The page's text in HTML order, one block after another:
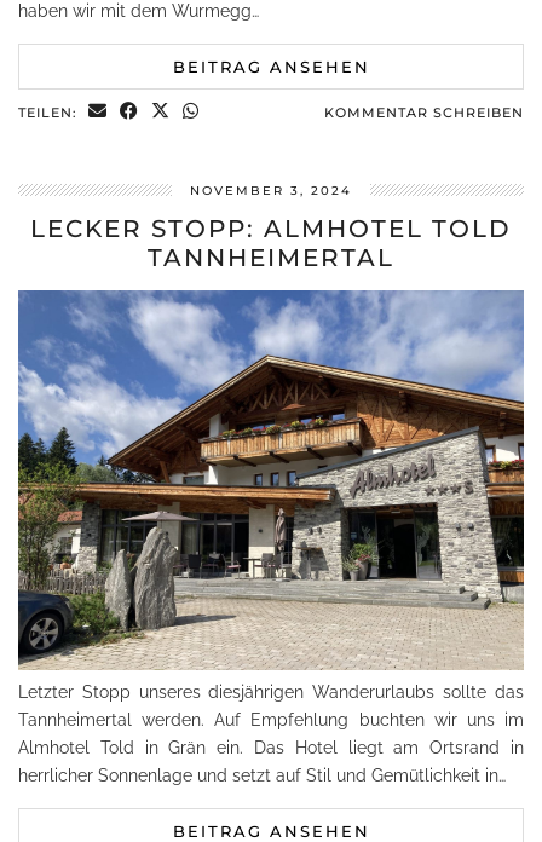
haben wir mit dem Wurmegg…
BEITRAG ANSEHEN
TEILEN: KOMMENTAR SCHREIBEN
NOVEMBER 3, 2024
LECKER STOPP: ALMHOTEL TOLD
TANNHEIMERTAL
Letzter Stopp unseres diesjährigen Wanderurlaubs sollte das
Tannheimertal werden. Auf Empfehlung buchten wir uns im
Almhotel Told in Grän ein. Das Hotel liegt am Ortsrand in
herrlicher Sonnenlage und setzt auf Stil und Gemütlichkeit in…
BEITRAG ANSEHEN